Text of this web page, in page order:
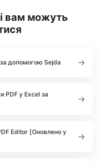
вам можуть
допомогою Sejda
PDF у Excel за
Editor [Оновлено у